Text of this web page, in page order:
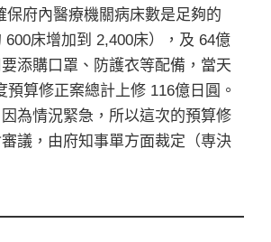
保府內醫療機關病床數是足夠的
600床增加到 2,400床），及 64億
添購口罩、防護衣等配備，當天
預算修正案總計上修 116億日圓。
為情況緊急，所以這次的預算修
議，由府知事單方面裁定（専決